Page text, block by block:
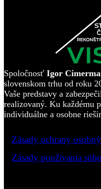
Spoločnosť Igor
slovenskom trhu od roku
Vaše predstavy a
realizovaný. Ku každému
individuálne a osobne
Zásady ochrany
Zásady používania